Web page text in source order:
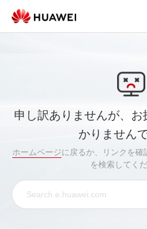
申し訳ありませんが、
かりません
ホームページに戻るか、リンクを確
を検索してくだ